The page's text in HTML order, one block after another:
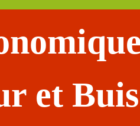
et Buis